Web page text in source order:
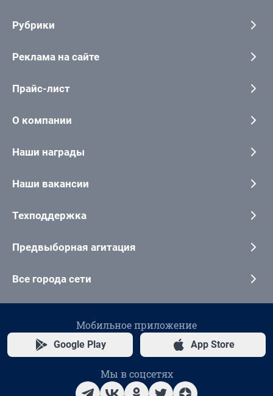
Рубрики
Реклама на сайте
Прайс-лист
О компании
Наши награды
Наши вакансии
Техподдержка
Предвыборная агитация
Все города сети
Мобильное приложение
Google Play App Store
Мы в соцсетях